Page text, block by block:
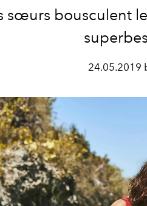
sœurs bousculent
24.05.2019